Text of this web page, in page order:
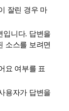
잘린 경우 마
입니다. 답변을
소스를 보려면
요 여부를 표
용자가 답변을